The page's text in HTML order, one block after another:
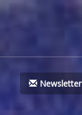
Newsletter